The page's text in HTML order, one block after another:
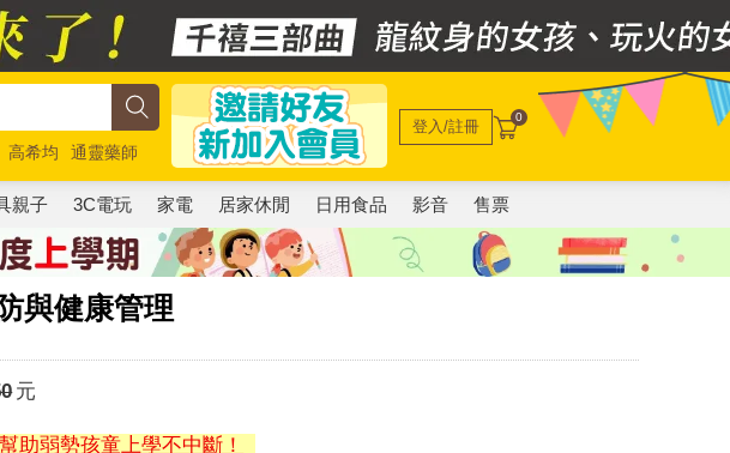
高希均
通靈藥師
登入/註冊 0
親子 3C電玩 家電 居家休閒 日用食品 影音 售票
與健康管理
元
助弱勢孩童上學不中斷！